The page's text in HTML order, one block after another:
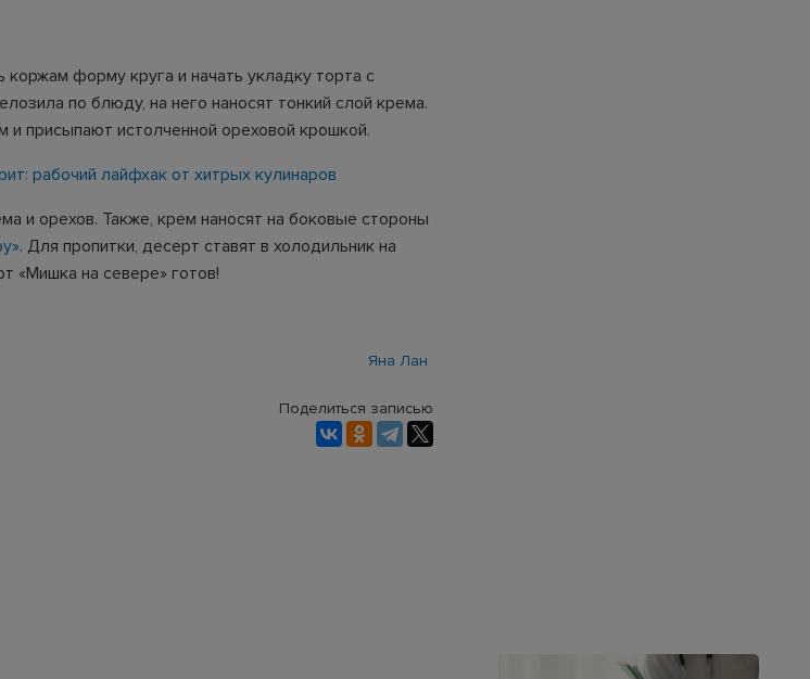
форму круга и начать укладку торта с
по блюду, на него наносят тонкий слой крема.
присыпают истолченной ореховой крошкой.
рабочий лайфхак от хитрых кулинаров
и орехов. Также, крем наносят на боковые стороны
. Для пропитки, десерт ставят в холодильник на
«Мишка на севере» готов!
Яна Лан
Поделиться записью